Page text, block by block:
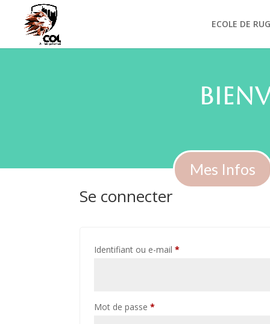
ECOLE DE
Mes Infos
Se connecter
Identifiant ou e-mail *
Mot de passe *